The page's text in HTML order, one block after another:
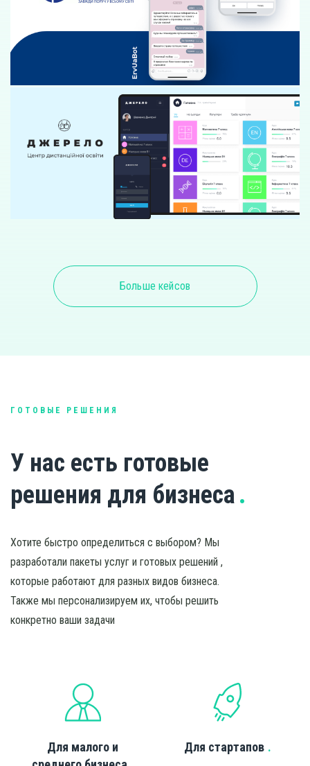
Больше кейсов
ГОТОВЫЕ РЕШЕНИЯ
У нас есть готовые
решения для бизнеса
Хотите быстро определиться с выбором? Мы
разработали пакеты услуг и готовых решений ,
которые работают для разных видов бизнеса.
Также мы персонализируем их, чтобы решить
конкретно ваши задачи
Для малого и
Для стартапов